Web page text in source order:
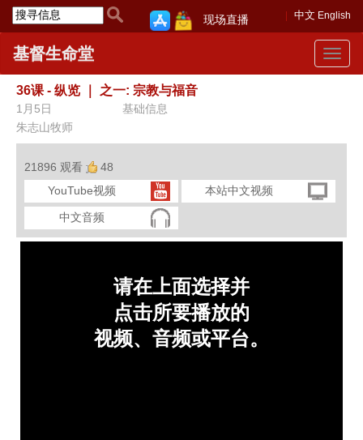
中文 English
现场直播
Toggle
基督生命堂
36课 - 纵览 之一: 宗教与福音
1月5日
基础信息
朱志山牧师
21896 观看
48
YouTube视频
本站中文视频
中文音频